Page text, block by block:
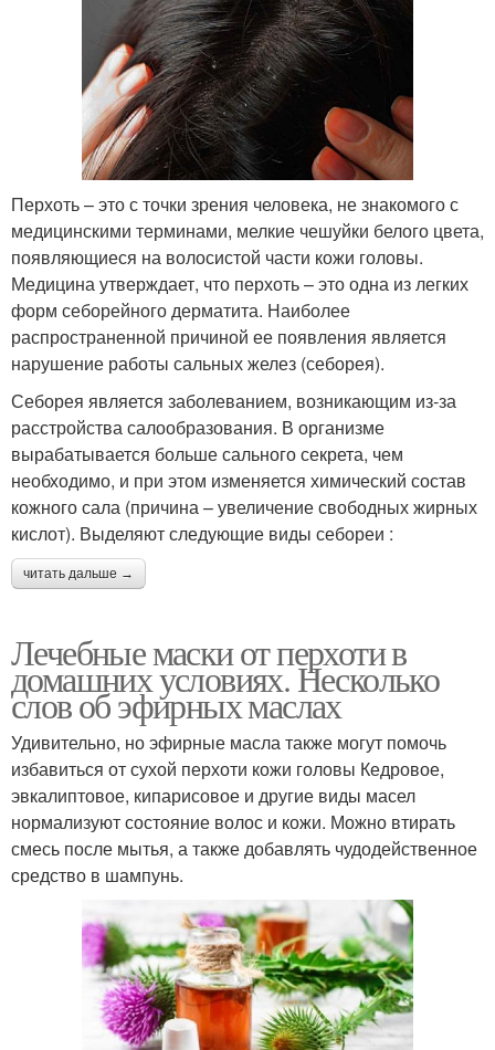
Перхоть – это с точки зрения человека, не знакомого с
медицинскими терминами, мелкие чешуйки белого цвета,
появляющиеся на волосистой части кожи головы.
Медицина утверждает, что перхоть – это одна из легких
форм себорейного дерматита. Наиболее
распространенной причиной ее появления является
нарушение работы сальных желез (себорея).
Себорея является заболеванием, возникающим из-за
расстройства салообразования. В организме
вырабатывается больше сального секрета, чем
необходимо, и при этом изменяется химический состав
кожного сала (причина – увеличение свободных жирных
кислот). Выделяют следующие виды себореи :
читать дальше →
Лечебные маски от перхоти в
домашних условиях. Несколько
слов об эфирных маслах
Удивительно, но эфирные масла также могут помочь
избавиться от сухой перхоти кожи головы Кедровое,
эвкалиптовое, кипарисовое и другие виды масел
нормализуют состояние волос и кожи. Можно втирать
смесь после мытья, а также добавлять чудодейственное
средство в шампунь.